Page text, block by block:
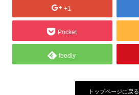
+1
Pocket
feedly
トップページに戻る